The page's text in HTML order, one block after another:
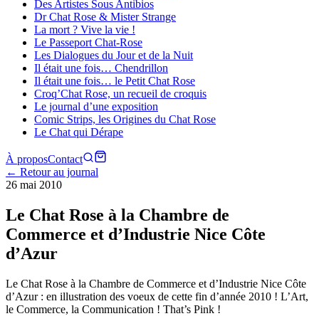
Des Artistes Sous Antibios
Dr Chat Rose & Mister Strange
La mort ? Vive la vie !
Le Passeport Chat-Rose
Les Dialogues du Jour et de la Nuit
Il était une fois… Chendrillon
Il était une fois… le Petit Chat Rose
Croq’Chat Rose, un recueil de croquis
Le journal d’une exposition
Comic Strips, les Origines du Chat Rose
Le Chat qui Dérape
À proposContact
← Retour au journal
26 mai 2010
Le Chat Rose à la Chambre de
Commerce et d’Industrie Nice Côte
d’Azur
Le Chat Rose à la Chambre de Commerce et d’Industrie Nice Côte
d’Azur : en illustration des voeux de cette fin d’année 2010 ! L’Art,
le Commerce, la Communication ! That’s Pink !